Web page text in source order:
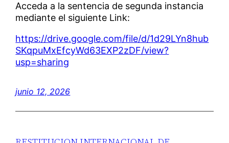
Acceda a la sentencia de segunda instancia
mediante el siguiente Link:
https://drive.google.com/file/d/1d29LYn8hub
SKqpuMxEfcyWd63EXP2zDF/view?
usp=sharing
junio 12, 2026